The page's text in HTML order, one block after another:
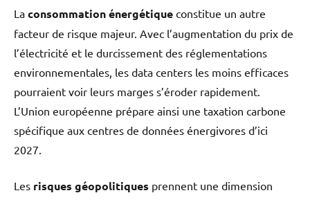
La consommation énergétique constitue un autre
facteur de risque majeur. Avec l’augmentation du prix de
l’électricité et le durcissement des réglementations
environnementales, les data centers les moins efficaces
pourraient voir leurs marges s’éroder rapidement.
L’Union européenne prépare ainsi une taxation carbone
spécifique aux centres de données énergivores d’ici
2027.
Les risques géopolitiques prennent une dimension